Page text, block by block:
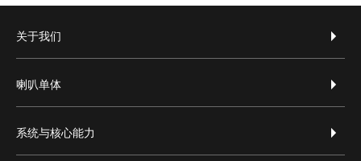
footer-zh-hans
关于我们
喇叭单体
系统与核心能力